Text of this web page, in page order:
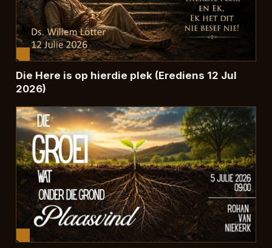
Die Here is op hierdie plek (Erediens 12 Jul
2026)